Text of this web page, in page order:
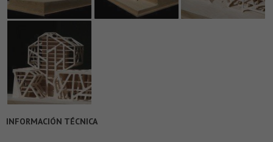
INFORMACIÓN TÉCNICA